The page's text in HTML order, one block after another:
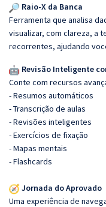
Raio-X da Banca
Ferramenta que analisa
visualizar, com clareza, a
recorrentes, ajudando
Revisão Inteligente
Conte com recursos
- Resumos automáticos
- Transcrição de aulas
- Revisões inteligentes
- Exercícios de fixação
- Mapas mentais
- Flashcards
Jornada do Aprovado
Uma experiência de